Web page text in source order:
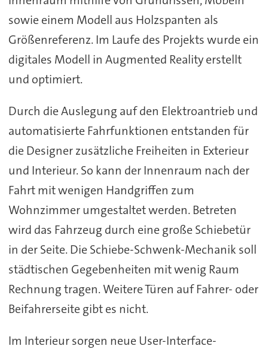
sowie einem Modell aus Holzspanten als
Größenreferenz. Im Laufe des Projekts wurde ein
digitales Modell in Augmented Reality erstellt
und optimiert.
Durch die Auslegung auf den Elektroantrieb und
automatisierte Fahrfunktionen entstanden für
die Designer zusätzliche Freiheiten in Exterieur
und Interieur. So kann der Innenraum nach der
Fahrt mit wenigen Handgriffen zum
Wohnzimmer umgestaltet werden. Betreten
wird das Fahrzeug durch eine große Schiebetür
in der Seite. Die Schiebe-Schwenk-Mechanik soll
städtischen Gegebenheiten mit wenig Raum
Rechnung tragen. Weitere Türen auf Fahrer- oder
Beifahrerseite gibt es nicht.
Im Interieur sorgen neue User-Interface-